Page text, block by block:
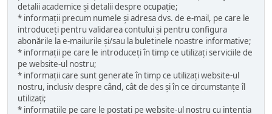
detalii academice și detalii despre ocupație;
* informații precum numele și adresa dvs. de e-mail, pe care le
introduceți pentru validarea contului și pentru configura
abonările la e-mailurile și/sau la buletinele noastre informative;
* informații pe care le introduceți în timp ce utilizați serviciile de
pe website-ul nostru;
* informații care sunt generate în timp ce utilizați website-ul
nostru, inclusiv despre când, cât de des și în ce circumstanțe îl
utilizați;
* informațiile pe care le postați pe website-ul nostru cu intenția